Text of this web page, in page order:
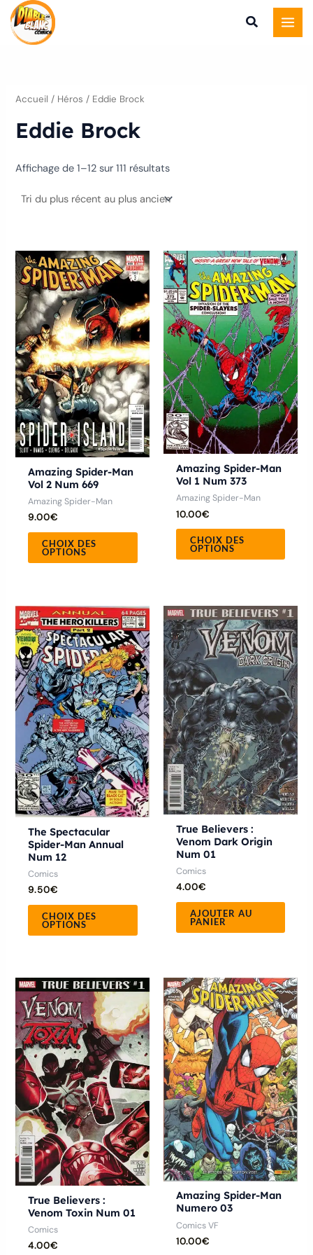
Aller
contenu
Accueil / Héros / Eddie Brock
Eddie Brock
Affichage de 1–12 sur 111 résultats
Amazing Spider-Man
Vol 2 Num 669
Amazing Spider-Man
9.00€
CHOIX DES
OPTIONS
Ce
produit
plusieurs
variations.
Les
options
peuvent
être
choisies
sur
Amazing Spider-Man
Vol 1 Num 373
Amazing Spider-Man
10.00€
CHOIX DES
OPTIONS
Ce
a
Les
être
sur
The Spectacular
Spider-Man Annual
Num 12
Comics
9.50€
CHOIX DES
OPTIONS
Ce
produit
a
plusieurs
variations.
Les
options
peuvent
être
choisies
sur
True Believers :
Venom Dark Origin
Num 01
Comics
4.00€
AJOUTER AU
PANIER
True Believers :
Venom Toxin Num 01
Comics
4.00€
Amazing Spider-Man
Numero 03
Comics VF
10.00€